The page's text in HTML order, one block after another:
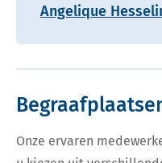
Angelique
Onze ervaren